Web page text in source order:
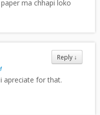
ma chhapi loko
Reply ↓
apreciate for that.